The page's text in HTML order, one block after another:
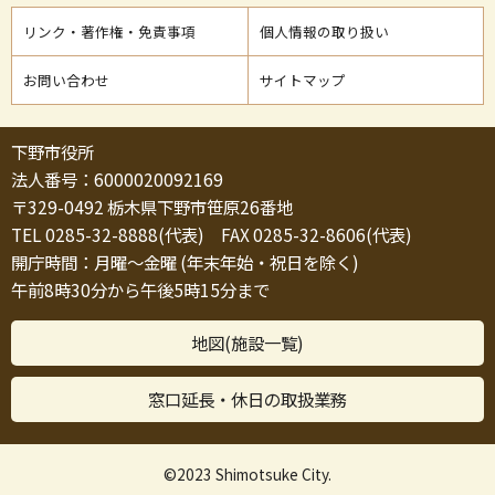
リンク・著作権・免責事項 個人情報の取り扱い
お問い合わせ サイトマップ
下野市役所
法人番号：6000020092169
〒329-0492 栃木県下野市笹原26番地
TEL 0285-32-8888(代表) FAX 0285-32-8606(代表)
開庁時間：月曜～金曜 (年末年始・祝日を除く)
午前8時30分から午後5時15分まで
地図(施設一覧)
窓口延長・休日の取扱業務
©2023 Shimotsuke City.